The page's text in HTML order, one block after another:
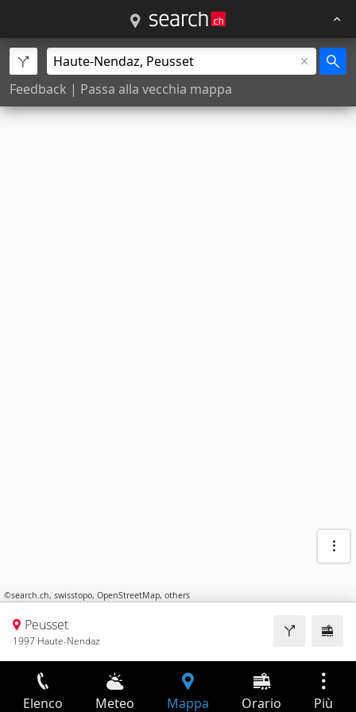
Feedback | Passa alla vecchia mappa
©search.ch, swisstopo, OpenStreetMap, others
Peusset
1997 Haute-Nendaz
Elenco Meteo Mappa Orario Più